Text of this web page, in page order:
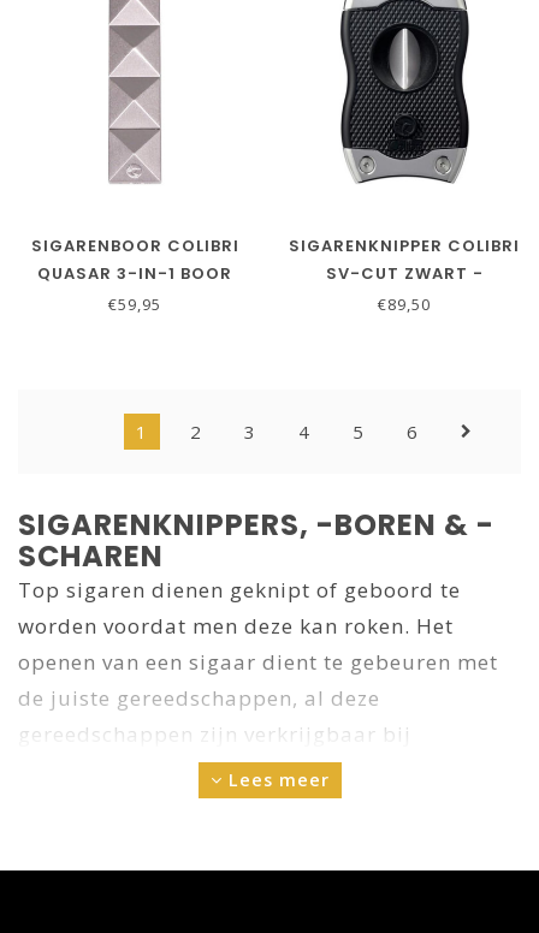
SIGARENBOOR COLIBRI
QUASAR 3-IN-1 BOOR
ZILVER
€59,95
SIGARENKNIPPER COLIBRI
SV-CUT ZWART -
CHROME
€89,50
1 2 3 4 5 6
SIGARENKNIPPERS, -BOREN & -
SCHAREN
Top sigaren dienen geknipt of geboord te
worden voordat men deze kan roken. Het
openen van een sigaar dient te gebeuren met
de juiste gereedschappen, al deze
gereedschappen zijn verkrijgbaar bij
cuberna.nl. De bekende guillotine knippers,
vlijmscherpe sigaarscharen, handige kleine
tafelknippers, allemaal van de hoogste
Lees meer